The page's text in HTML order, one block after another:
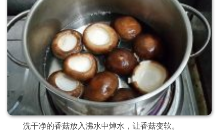
洗干净的香菇放入沸水中焯水，让香菇变软。